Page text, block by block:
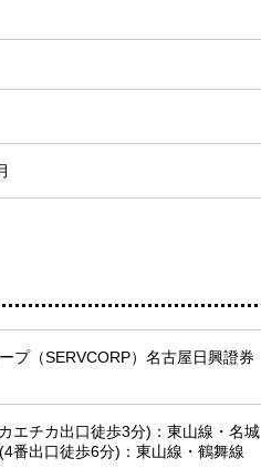
プ（SERVCORP）名古屋日興證券
エチカ出口徒歩3分)：東山線・名城
番出口徒歩6分)：東山線・鶴舞線